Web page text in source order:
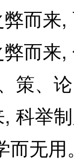
而来,
而来,
策、论
, 科举
而无